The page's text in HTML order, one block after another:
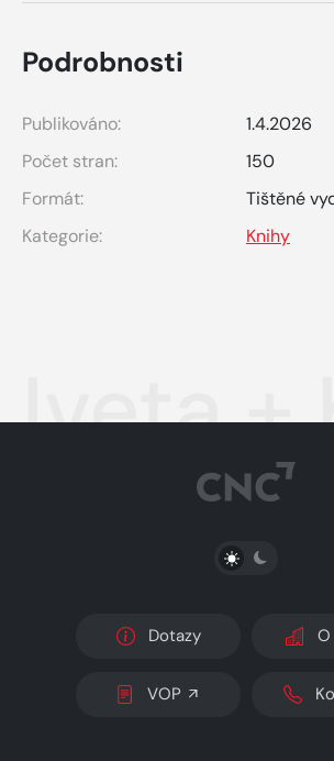
Podrobnosti
Publikováno:
1.4.2026
Počet stran:
150
Formát:
Tištěné
Kategorie:
Knihy
Iveta +
PŘEPNOUT
Dotazy O
VOP